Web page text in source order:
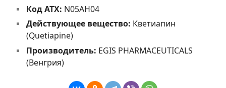
Код АТХ: N05AH04
Действующее вещество: Кветиапин
(Quetiapine)
Производитель: EGIS PHARMACEUTICALS
(Венгрия)